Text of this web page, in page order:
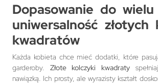
Dopasowanie do
uniwersalność złotych
kwadratów
Każda kobieta chce mieć dodatki, które
garderoby. Złote kolczyki kwadraty
nawiązką. Ich prosty, ale wyrazisty kształt